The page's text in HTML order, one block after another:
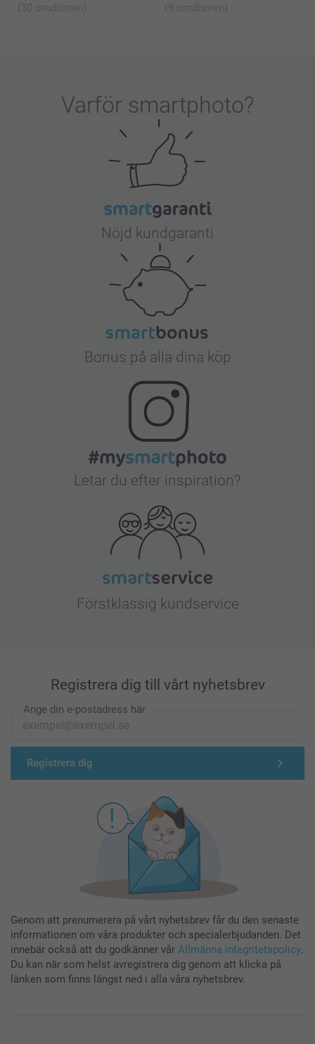
(30 omdömen) (9 omdömen)
Varför smartphoto?
Nöjd kundgaranti
Bonus på alla dina köp
Letar du efter inspiration?
Förstklassig kundservice
Registrera dig till vårt nyhetsbrev
Ange din e-postadress här
Registrera dig
Genom att prenumerera på vårt nyhetsbrev får du den senaste
informationen om våra produkter och specialerbjudanden. Det
innebär också att du godkänner vår Allmänna integritetspolicy.
Du kan när som helst avregistrera dig genom att klicka på
länken som finns längst ned i alla våra nyhetsbrev.